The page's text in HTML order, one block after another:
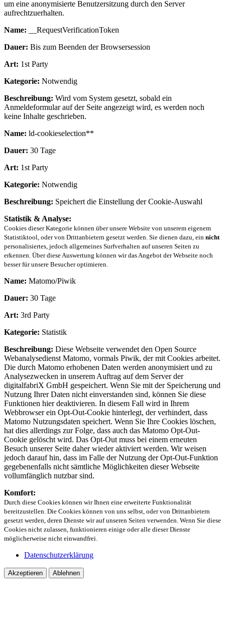
um eine anonymisierte Benutzersitzung durch den Server
aufrechtzuerhalten.
Name: __RequestVerificationToken
Dauer: Bis zum Beenden der Browsersession
Art: 1st Party
Kategorie: Notwendig
Beschreibung: Wird vom System gesetzt, sobald ein
Anmeldeformular auf der Seite angezeigt wird, es werden noch
keine Inhalte geschrieben.
Name: ld-cookieselection**
Dauer: 30 Tage
Art: 1st Party
Kategorie: Notwendig
Beschreibung: Speichert die Einstellung der Cookie-Auswahl
Statistik & Analyse:
Cookies dieser Kategorie können über unsere Website von unserem eigenem
Statistiktool, oder von Drittanbietern gesetzt werden. Sie dienen dazu, ein nicht
personalisiertes, jedoch allgemeines Surfverhalten auf unseren Seiten zu
erkennen. Über diese Auswertung können wir das Angebot der Webseite noch
besser für unsere Besucher optimieren.
Name: Matomo/Piwik
Dauer: 30 Tage
Art: 3rd Party
Kategorie: Statistik
Beschreibung: Diese Webseite verwendet den Open Source
Webanalysedienst Matomo, vormals Piwik, der mit Cookies arbeitet.
Die durch Matomo erhobenen Daten werden anonymisiert und zu
Analysezwecken in unserem Auftrag auf dem Server der
digitalfabriX GmbH gespeichert. Wenn Sie mit der Speicherung und
Nutzung Ihrer Daten nicht einverstanden sind, können Sie diese
Funktionen hier deaktivieren. In diesem Fall wird in Ihrem
Webbrowser ein Opt-Out-Cookie hinterlegt, der verhindert, dass
Matomo Nutzungsdaten speichert. Wenn Sie Ihre Cookies löschen,
hat dies allerdings zur Folge, dass auch das Matomo Opt-Out-
Cookie gelöscht wird. Das Opt-Out muss bei einem erneuten
Besuch unserer Seite daher wieder aktiviert werden. Wir weisen
jedoch darauf hin, dass im Falle der Nutzung der Opt-Out-Funktion
gegebenenfalls nicht sämtliche Möglichkeiten dieser Webseite
vollumfänglich nutzbar sind.
Komfort:
Durch diese Cookies können wir Ihnen eine erweiterte Funktionalität
bereitzustellen. Die Cookies können von uns selbst, oder von Drittanbietern
gesetzt werden, deren Dienste wir auf unseren Seiten verwenden. Wenn Sie diese
Cookies nicht zulassen, funktionieren einige oder alle dieser Dienste
möglicherweise nicht einwandfrei.
Datenschutzerklärung
Akzeptieren Ablehnen